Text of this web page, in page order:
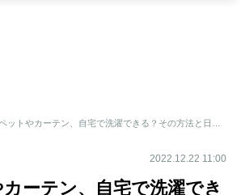
2022.12.22 11:00
ーテン、自宅で洗濯でき